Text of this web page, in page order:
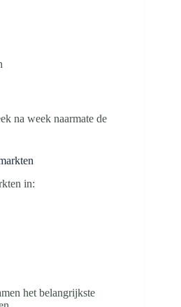
na week naarmate de
in:
het belangrijkste